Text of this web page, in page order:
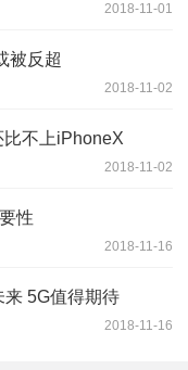
2018-11-01
被反超
2018-11-02
不上iPhoneX
2018-11-02
性
2018-11-16
5G值得期待
2018-11-16